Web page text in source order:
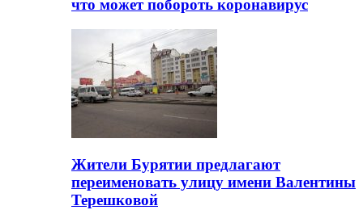
что может побороть коронавирус
Жители Бурятии предлагают
переименовать улицу имени Валентины
Терешковой